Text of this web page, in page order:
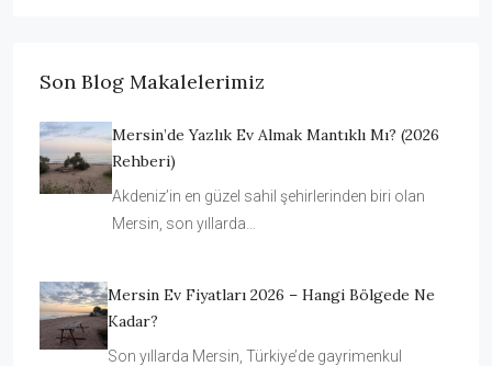
Son Blog Makalelerimiz
Mersin’de Yazlık Ev Almak Mantıklı Mı? (2026
Rehberi)
Akdeniz’in en güzel sahil şehirlerinden biri olan
Mersin, son yıllarda…
Mersin Ev Fiyatları 2026 – Hangi Bölgede Ne
Kadar?
Son yıllarda Mersin, Türkiye’de gayrimenkul